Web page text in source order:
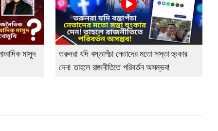
মাসুদ
তরুনরা যদি বস্তাপঁচা নেতাদের মতো সস্তা হুংকার
দেন! তাহলে রাজনীতিতে পরিবর্তন অসম্ভব!